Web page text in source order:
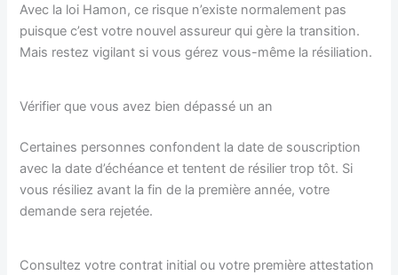
Avec la loi Hamon, ce risque n’existe normalement pas
puisque c’est votre nouvel assureur qui gère la transition.
Mais restez vigilant si vous gérez vous-même la résiliation.
Vérifier que vous avez bien dépassé un an
Certaines personnes confondent la date de souscription
avec la date d’échéance et tentent de résilier trop tôt. Si
vous résiliez avant la fin de la première année, votre
demande sera rejetée.
Consultez votre contrat initial ou votre première attestation